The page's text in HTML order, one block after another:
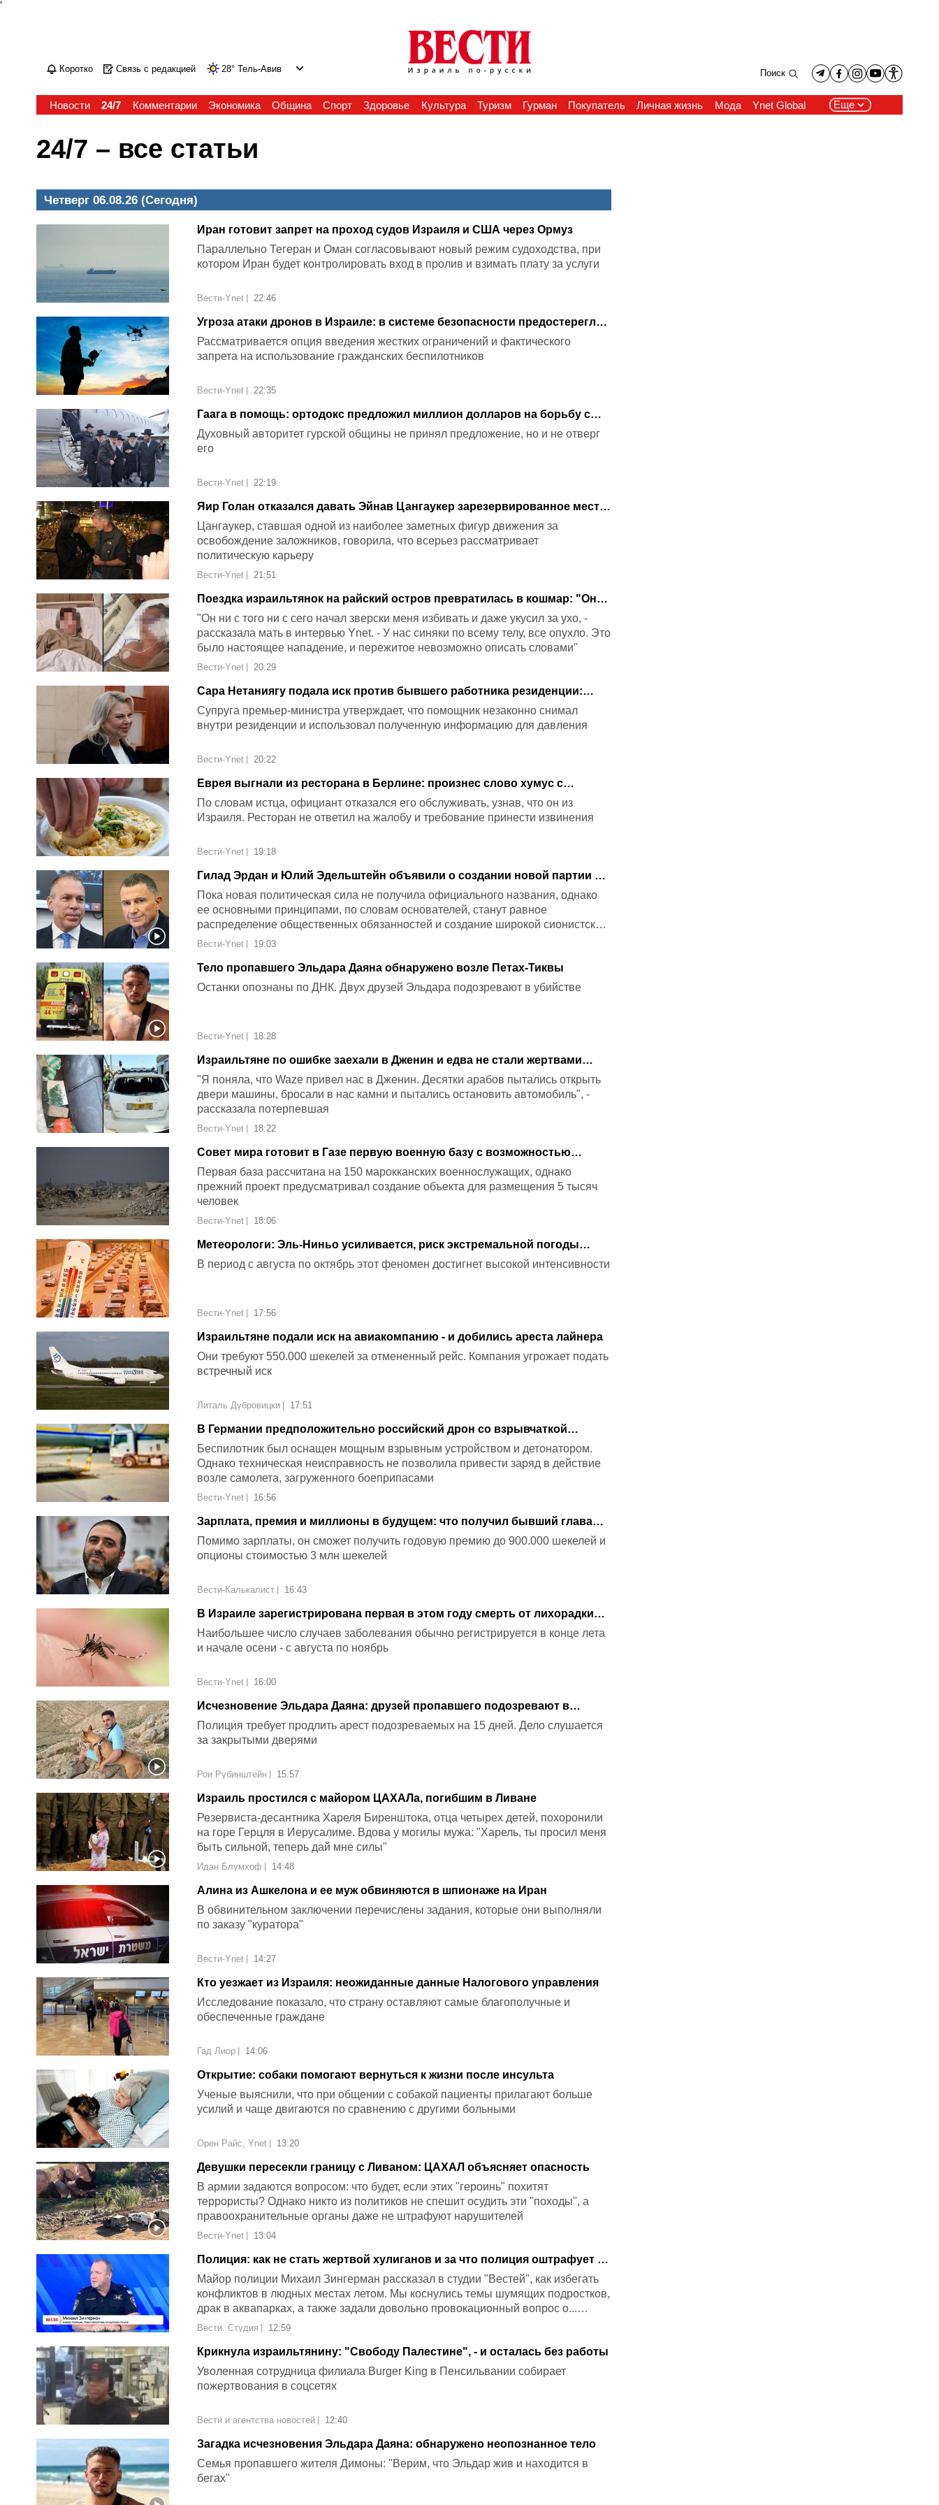
'
Коротко Связь с редакцией 28° Тель-Авив Поиск
Новости 24/7 Комментарии Экономика Община Спорт Здоровье Культура Туризм Гурман Покупатель Личная жизнь Мода Ynet Global Еще
24/7 – все статьи
Четверг 06.08.26 (Сегодня)
Иран готовит запрет на проход судов Израиля и США через Ормуз
Параллельно Тегеран и Оман согласовывают новый режим судоходства, при
котором Иран будет контролировать вход в пролив и взимать плату за услуги
Вести-Ynet 22:46
Угроза атаки дронов в Израиле: в системе безопасности предостерегли
Рассматривается опция введения жестких ограничений и фактического
запрета на использование гражданских беспилотников
Вести-Ynet 22:35
Гаага в помощь: ортодокс предложил миллион долларов на борьбу с
Духовный авторитет гурской общины не принял предложение, но и не отверг
его
Вести-Ynet 22:19
Яир Голан отказался давать Эйнав Цангаукер зарезервированное место
Цангаукер, ставшая одной из наиболее заметных фигур движения за
освобождение заложников, говорила, что всерьез рассматривает
политическую карьеру
Вести-Ynet 21:51
Поездка израильтянок на райский остров превратилась в кошмар: "Он
"Он ни с того ни с сего начал зверски меня избивать и даже укусил за ухо, -
рассказала мать в интервью Ynet. - У нас синяки по всему телу, все опухло. Это
было настоящее нападение, и пережитое невозможно описать словами"
Вести-Ynet 20:29
Сара Нетаниягу подала иск против бывшего работника резиденции:
Супруга премьер-министра утверждает, что помощник незаконно снимал
внутри резиденции и использовал полученную информацию для давления
Вести-Ynet 20:22
Еврея выгнали из ресторана в Берлине: произнес слово хумус с
По словам истца, официант отказался его обслуживать, узнав, что он из
Израиля. Ресторан не ответил на жалобу и требование принести извинения
Вести-Ynet 19:18
Гилад Эрдан и Юлий Эдельштейн объявили о создании новой партии и
Пока новая политическая сила не получила официального названия, однако
ее основными принципами, по словам основателей, станут равное
распределение общественных обязанностей и создание широкой сионистской
коалиции
Вести-Ynet 19:03
Тело пропавшего Эльдара Даяна обнаружено возле Петах-Тиквы
Останки опознаны по ДНК. Двух друзей Эльдара подозревают в убийстве
Вести-Ynet 18:28
Израильтяне по ошибке заехали в Дженин и едва не стали жертвами
"Я поняла, что Waze привел нас в Дженин. Десятки арабов пытались открыть
двери машины, бросали в нас камни и пытались остановить автомобиль", -
рассказала потерпевшая
Вести-Ynet 18:22
Совет мира готовит в Газе первую военную базу с возможностью
Первая база рассчитана на 150 марокканских военнослужащих, однако
прежний проект предусматривал создание объекта для размещения 5 тысяч
человек
Вести-Ynet 18:06
Метеорологи: Эль-Ниньо усиливается, риск экстремальной погоды
В период с августа по октябрь этот феномен достигнет высокой интенсивности
Вести-Ynet 17:56
Израильтяне подали иск на авиакомпанию - и добились ареста лайнера
Они требуют 550.000 шекелей за отмененный рейс. Компания угрожает подать
встречный иск
Литаль Дубровицки 17:51
В Германии предположительно российский дрон со взрывчаткой
Беспилотник был оснащен мощным взрывным устройством и детонатором.
Однако техническая неисправность не позволила привести заряд в действие
возле самолета, загруженного боеприпасами
Вести-Ynet 16:56
Зарплата, премия и миллионы в будущем: что получил бывший глава
Помимо зарплаты, он сможет получить годовую премию до 900.000 шекелей и
опционы стоимостью 3 млн шекелей
Вести-Калькалист 16:43
В Израиле зарегистрирована первая в этом году смерть от лихорадки
Наибольшее число случаев заболевания обычно регистрируется в конце лета
и начале осени - с августа по ноябрь
Вести-Ynet 16:00
Исчезновение Эльдара Даяна: друзей пропавшего подозревают в
Полиция требует продлить арест подозреваемых на 15 дней. Дело слушается
за закрытыми дверями
Рои Рубинштейн 15:57
Израиль простился с майором ЦАХАЛа, погибшим в Ливане
Резервиста-десантника Хареля Биренштока, отца четырех детей, похоронили
на горе Герцля в Иерусалиме. Вдова у могилы мужа: "Харель, ты просил меня
быть сильной, теперь дай мне силы"
Идан Блумхоф 14:48
Алина из Ашкелона и ее муж обвиняются в шпионаже на Иран
В обвинительном заключении перечислены задания, которые они выполняли
по заказу "куратора"
Вести-Ynet 14:27
Кто уезжает из Израиля: неожиданные данные Налогового управления
Исследование показало, что страну оставляют самые благополучные и
обеспеченные граждане
Гад Лиор 14:06
Открытие: собаки помогают вернуться к жизни после инсульта
Ученые выяснили, что при общении с собакой пациенты прилагают больше
усилий и чаще двигаются по сравнению с другими больными
Орен Райс, Ynet 13:20
Девушки пересекли границу с Ливаном: ЦАХАЛ объясняет опасность
В армии задаются вопросом: что будет, если этих "героинь" похитят
террористы? Однако никто из политиков не спешит осудить эти "походы", а
правоохранительные органы даже не штрафуют нарушителей
Вести-Ynet 13:04
Полиция: как не стать жертвой хулиганов и за что полиция оштрафует на
Майор полиции Михаил Зингерман рассказал в студии "Вестей", как избегать
конфликтов в людных местах летом. Мы коснулись темы шумящих подростков,
драк в аквапарках, а также задали довольно провокационный вопрос о...
поцелуях
Вести. Студия 12:59
Крикнула израильтянину: "Свободу Палестине", - и осталась без работы
Уволенная сотрудница филиала Burger King в Пенсильвании собирает
пожертвования в соцсетях
Вести и агентства новостей 12:40
Загадка исчезновения Эльдара Даяна: обнаружено неопознанное тело
Семья пропавшего жителя Димоны: "Верим, что Эльдар жив и находится в
бегах"